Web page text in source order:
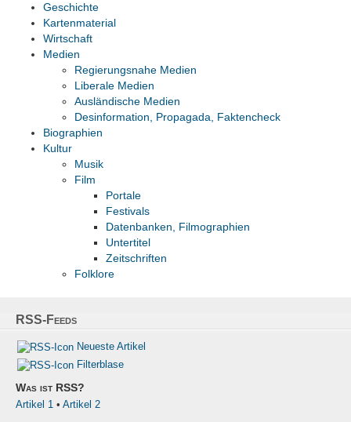
Geschichte
Kartenmaterial
Wirtschaft
Medien
Regierungsnahe Medien
Liberale Medien
Ausländische Medien
Desinformation, Propagada, Faktencheck
Biographien
Kultur
Musik
Film
Portale
Festivals
Datenbanken, Filmographien
Untertitel
Zeitschriften
Folklore
RSS-Feeds
Neueste Artikel
Filterblase
Was ist RSS?
Artikel 1 • Artikel 2